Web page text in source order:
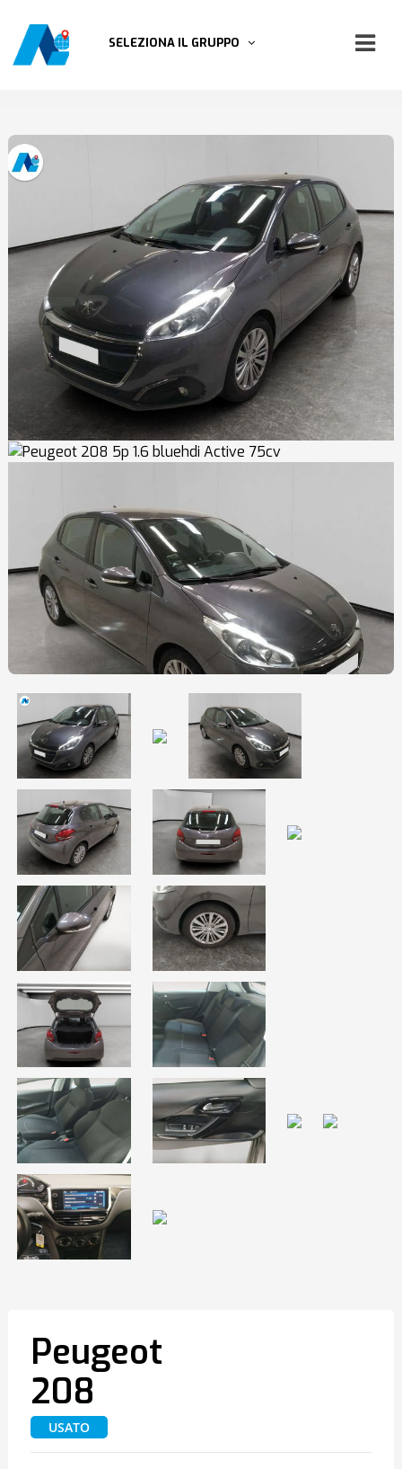
SELEZIONA IL GRUPPO
Peugeot
208
USATO